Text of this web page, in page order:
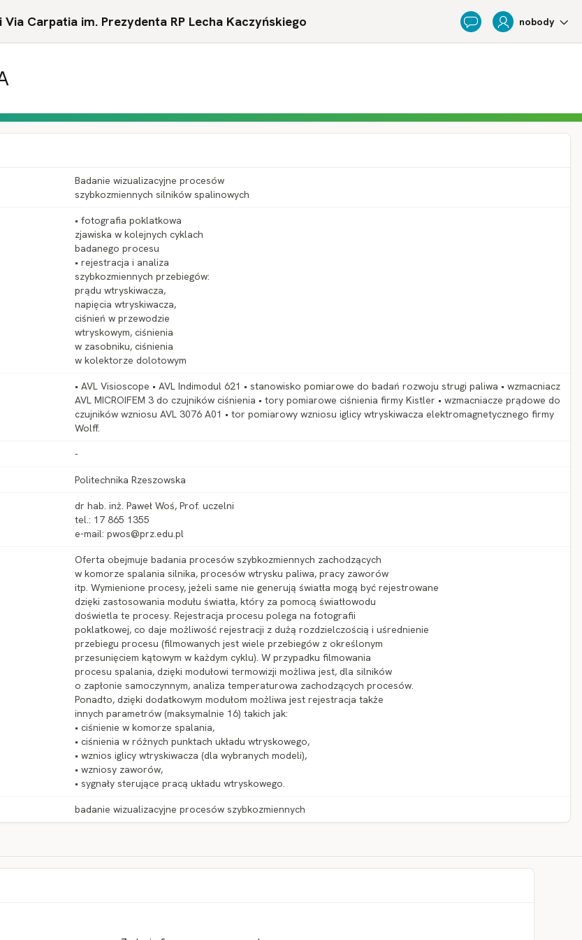
Carpatia im. Prezydenta RP Lecha Kaczyńskiego Feedback nobody
Badanie wizualizacyjne procesów
szybkozmiennych silników spalinowych
• fotografia poklatkowa
zjawiska w kolejnych cyklach
badanego procesu
• rejestracja i analiza
szybkozmiennych przebiegów:
prądu wtryskiwacza,
napięcia wtryskiwacza,
ciśnień w przewodzie
wtryskowym, ciśnienia
w zasobniku, ciśnienia
w kolektorze dolotowym
• AVL Visioscope • AVL Indimodul 621 • stanowisko pomiarowe do badań rozwoju strugi paliwa • wzmacniacz
AVL MICROIFEM 3 do czujników ciśnienia • tory pomiarowe ciśnienia firmy Kistler • wzmacniacze prądowe do
czujników wzniosu AVL 3076 A01 • tor pomiarowy wzniosu iglicy wtryskiwacza elektromagnetycznego firmy
Wolff.
-
Politechnika Rzeszowska
dr hab. inż. Paweł Woś, Prof. uczelni
tel.: 17 865 1355
e-mail: pwos@prz.edu.pl
Oferta obejmuje badania procesów szybkozmiennych zachodzących
w komorze spalania silnika, procesów wtrysku paliwa, pracy zaworów
itp. Wymienione procesy, jeżeli same nie generują światła mogą być rejestrowane
dzięki zastosowania modułu światła, który za pomocą światłowodu
doświetla te procesy. Rejestracja procesu polega na fotografii
poklatkowej, co daje możliwość rejestracji z dużą rozdzielczością i uśrednienie
przebiegu procesu (filmowanych jest wiele przebiegów z określonym
przesunięciem kątowym w każdym cyklu). W przypadku filmowania
procesu spalania, dzięki modułowi termowizji możliwa jest, dla silników
o zapłonie samoczynnym, analiza temperaturowa zachodzących procesów.
Ponadto, dzięki dodatkowym modułom możliwa jest rejestracja także
innych parametrów (maksymalnie 16) takich jak:
• ciśnienie w komorze spalania,
• ciśnienia w różnych punktach układu wtryskowego,
• wznios iglicy wtryskiwacza (dla wybranych modeli),
• wzniosy zaworów,
• sygnały sterujące pracą układu wtryskowego.
badanie wizualizacyjne procesów szybkozmiennych